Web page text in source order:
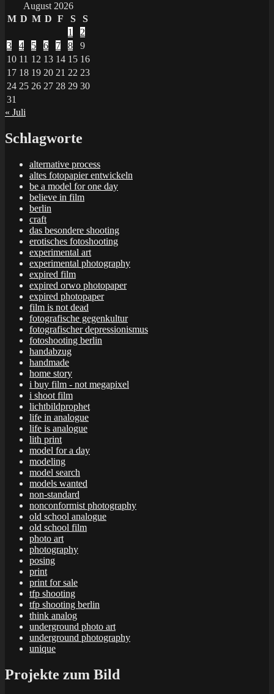
August 2026
M D M D F S
S
1
2
3
4 5 6 7 8
9
10 11 12 13 14 15 16
17 18 19 20 21 22 23
24 25 26 27 28 29 30
31
« Juli
Schlagworte
alternative process
altes fotopapier entwickeln
be a model for one day
believe in film
berlin
craft
das besondere shooting
erotisches fotoshooting
experimental art
experimental photography
expired film
expired orwo photopaper
expired photopaper
film is not dead
fotografische gegenkultur
fotografischer depressionismus
fotoshooting berlin
handabzug
handmade
home story
i buy film - not megapixel
i shoot film
lichtbildprophet
life in analogue
life is analogue
lith print
model for a day
modeling
model search
models wanted
non-standard
nonconformist photography
old school analogue
old school film
photo art
photography
posing
print
print for sale
tfp shooting
tfp shooting berlin
think analog
underground photo art
underground photography
unique
Projekte zum Bild